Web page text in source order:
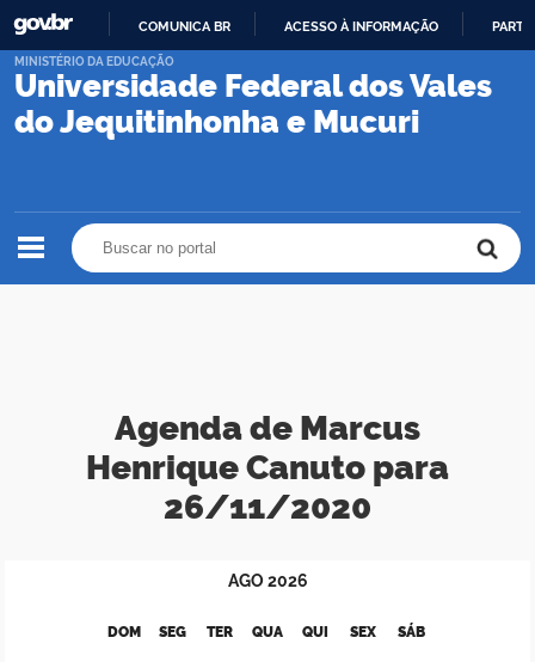
PARA
CONTEÚDO
COMUNICA BR ACESSO À INFORMAÇÃO
Universidade Federal dos Vales
do Jequitinhonha e Mucuri
MINISTÉRIO DA EDUCAÇÃO
Agenda de Marcus
Henrique Canuto para
26/11/2020
AGO 2026
DOM SEG TER QUA QUI SEX SÁB